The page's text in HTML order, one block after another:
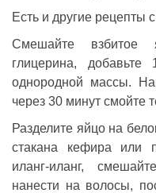
Есть и другие рецепты
Смешайте взбитое
глицерина,
однородной массы.
через 30 минут смойте
Разделите яйцо на
стакана кефира или
иланг-иланг,
нанести на волосы,